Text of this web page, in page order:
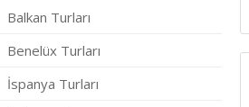
Balkan Turları
Benelüx Turları
İspanya Turları